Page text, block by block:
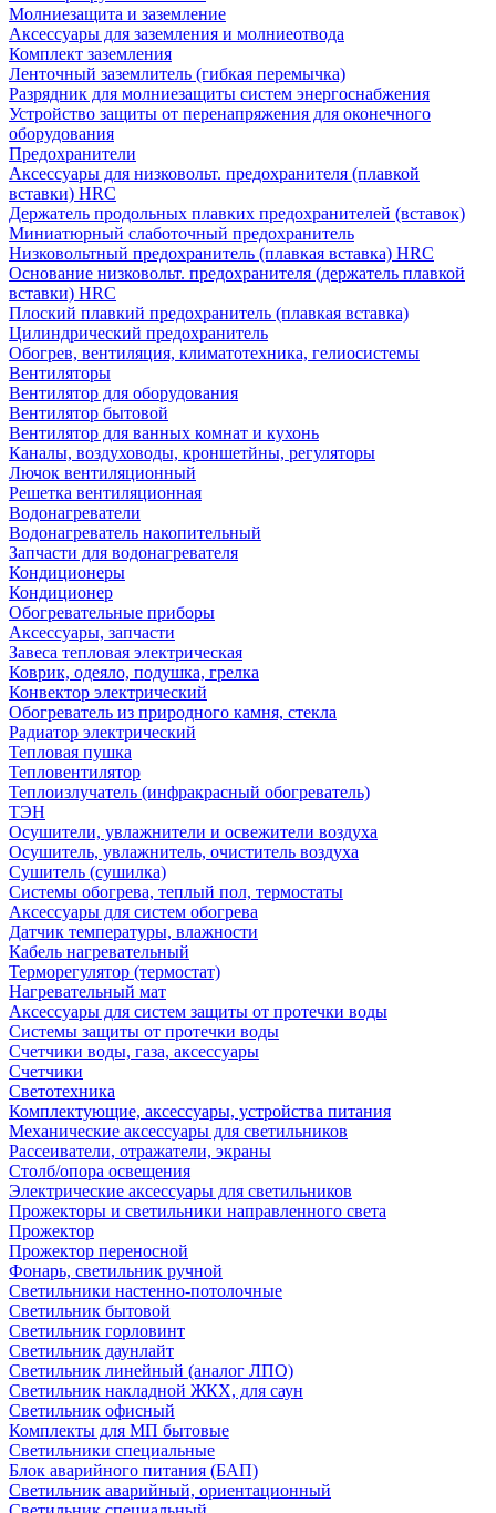
Молниезащита и заземление
Аксессуары для заземления и молниеотвода
Комплект заземления
Ленточный заземлитель (гибкая перемычка)
Разрядник для молниезащиты систем энергоснабжения
Устройство защиты от перенапряжения для оконечного
оборудования
Предохранители
Аксессуары для низковольт. предохранителя (плавкой
вставки) HRC
Держатель продольных плавких предохранителей (вставок)
Миниатюрный слаботочный предохранитель
Низковольтный предохранитель (плавкая вставка) HRC
Основание низковольт. предохранителя (держатель плавкой
вставки) HRC
Плоский плавкий предохранитель (плавкая вставка)
Цилиндрический предохранитель
Обогрев, вентиляция, климатотехника, гелиосистемы
Вентиляторы
Вентилятор для оборудования
Вентилятор бытовой
Вентилятор для ванных комнат и кухонь
Каналы, воздуховоды, кроншетйны, регуляторы
Лючок вентиляционный
Решетка вентиляционная
Водонагреватели
Водонагреватель накопительный
Запчасти для водонагревателя
Кондиционеры
Кондиционер
Обогревательные приборы
Аксессуары, запчасти
Завеса тепловая электрическая
Коврик, одеяло, подушка, грелка
Конвектор электрический
Обогреватель из природного камня, стекла
Радиатор электрический
Тепловая пушка
Тепловентилятор
Теплоизлучатель (инфракрасный обогреватель)
ТЭН
Осушители, увлажнители и освежители воздуха
Осушитель, увлажнитель, очиститель воздуха
Сушитель (сушилка)
Системы обогрева, теплый пол, термостаты
Аксессуары для систем обогрева
Датчик температуры, влажности
Кабель нагревательный
Терморегулятор (термостат)
Нагревательный мат
Аксессуары для систем защиты от протечки воды
Системы защиты от протечки воды
Счетчики воды, газа, аксессуары
Счетчики
Светотехника
Комплектующие, аксессуары, устройства питания
Механические аксессуары для светильников
Рассеиватели, отражатели, экраны
Столб/опора освещения
Электрические аксессуары для светильников
Прожекторы и светильники направленного света
Прожектор
Прожектор переносной
Фонарь, светильник ручной
Светильники настенно-потолочные
Светильник бытовой
Светильник горловинт
Светильник даунлайт
Светильник линейный (аналог ЛПО)
Светильник накладной ЖКХ, для саун
Светильник офисный
Комплекты для МП бытовые
Светильники специальные
Блок аварийного питания (БАП)
Светильник аварийный, ориентационный